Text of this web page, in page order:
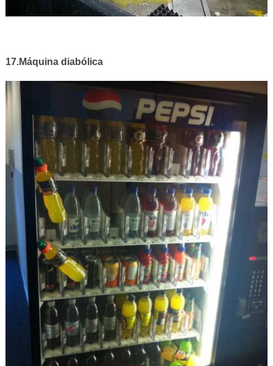
17.Máquina diabólica